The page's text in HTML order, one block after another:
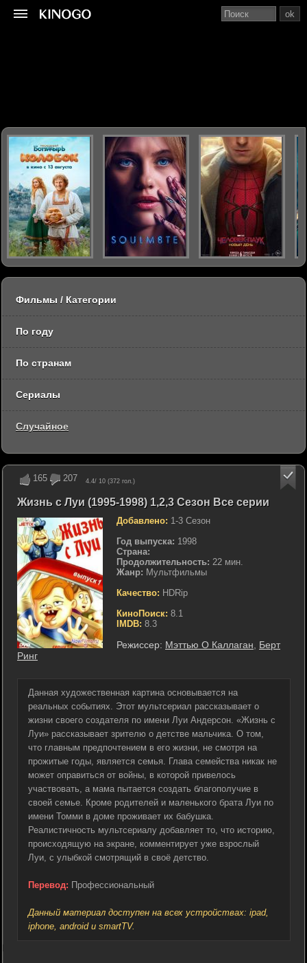
165 207 4.4/ 10 (372 гол.)
Жизнь с Луи (1995-1998) 1,2,3 Сезон Все серии
Добавлено: 1-3 Сезон
Год выпуска: 1998
Страна:
Продолжительность: 22 мин.
Жанр: Мультфильмы
Качество: HDRip
КиноПоиск: 8.1
IMDB: 8.3
Режиссер: Мэттью О Каллаган
Берт
Ринг
Данная художественная картина основывается на
реальных событиях. Этот мультсериал рассказывает о
жизни своего создателя по имени Луи Андерсон. «Жизнь с
Луи» рассказывает зрителю о детстве мальчика. О том,
что главным предпочтением в его жизни, не смотря на
прожитые годы, является семья. Глава семейства никак не
может оправиться от войны, в которой привелось
участвовать, а мама пытается создать благополучие в
своей семье. Кроме родителей и маленького брата Луи по
имени Томми в доме проживает их бабушка.
Реалистичность мультсериалу добавляет то, что историю,
происходящую на экране, комментирует уже взрослый
Луи, с улыбкой смотрящий в своё детство.
Перевод: Профессиональный
Данный материал доступен на всех устройствах: ipad,
iphone, android и smartTV.
ok
Фильмы / Категории
По году
По странам
Сериалы
Случайное